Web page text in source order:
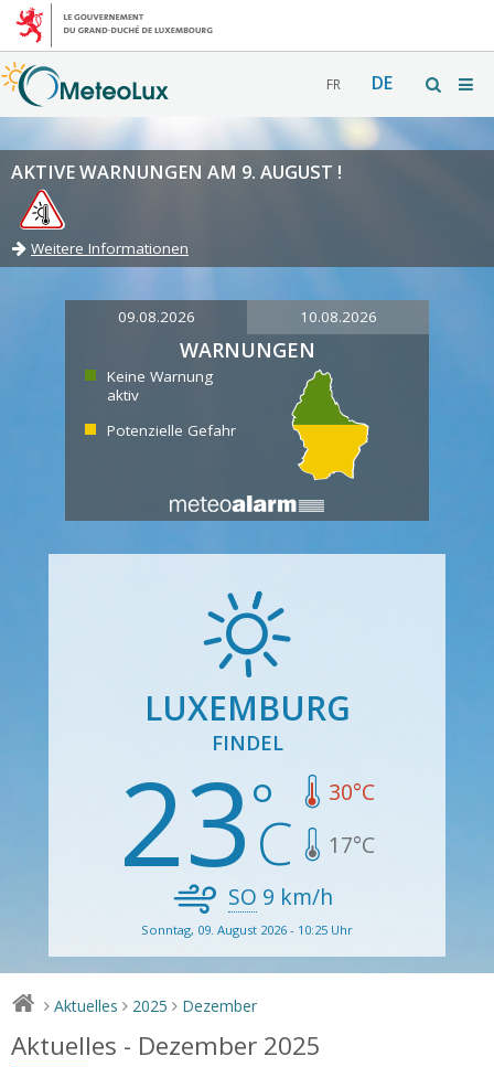
FR DE
AKTIVE WARNUNGEN AM 9. AUGUST !
Weitere Informationen
09.08.2026 10.08.2026
WARNUNGEN
Keine Warnung
aktiv
Potenzielle Gefahr
LUXEMBURG
FINDEL
23 30°C
17°C
SO 9 km/h
Sonntag, 09. August 2026 - 10:25 Uhr
> Aktuelles > 2025 > Dezember
Aktuelles - Dezember 2025